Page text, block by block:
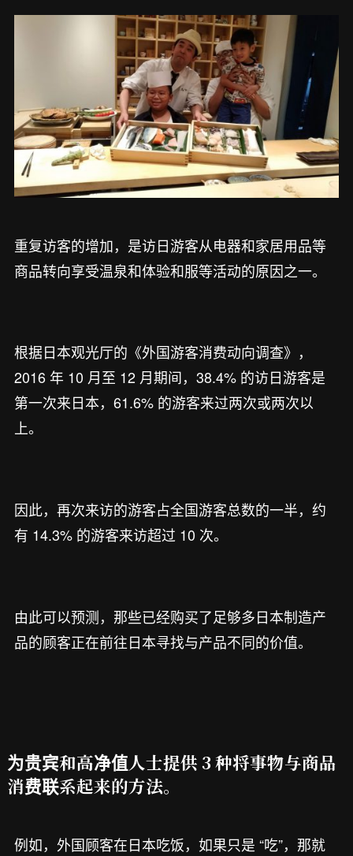
重复访客的增加，是访日游客从电器和家居用品等
商品转向享受温泉和体验和服等活动的原因之一。
根据日本观光厅的《外国游客消费动向调查》，
2016 年 10 月至 12 月期间，38.4% 的访日游客是
第一次来日本，61.6% 的游客来过两次或两次以
上。
因此，再次来访的游客占全国游客总数的一半，约
有 14.3% 的游客来访超过 10 次。
由此可以预测，那些已经购买了足够多日本制造产
品的顾客正在前往日本寻找与产品不同的价值。
为贵宾和高净值人士提供 3 种将事物与商品
消费联系起来的方法。
例如，外国顾客在日本吃饭，如果只是 “吃”，那就